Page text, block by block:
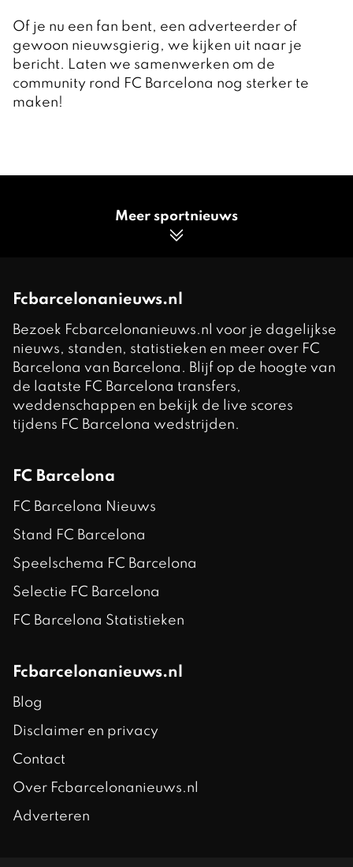
Of je nu een fan bent, een adverteerder of
gewoon nieuwsgierig, we kijken uit naar je
bericht. Laten we samenwerken om de
community rond FC Barcelona nog sterker te
maken!
Meer sportnieuws
Fcbarcelonanieuws.nl
Bezoek Fcbarcelonanieuws.nl voor je dagelijkse
nieuws, standen, statistieken en meer over FC
Barcelona van Barcelona. Blijf op de hoogte van
de laatste FC Barcelona transfers,
weddenschappen en bekijk de live scores
tijdens FC Barcelona wedstrijden.
FC Barcelona
FC Barcelona Nieuws
Stand FC Barcelona
Speelschema FC Barcelona
Selectie FC Barcelona
FC Barcelona Statistieken
Fcbarcelonanieuws.nl
Blog
Disclaimer en privacy
Contact
Over Fcbarcelonanieuws.nl
Adverteren